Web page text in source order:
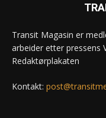
Transit Magasin er
arbeider etter
Redaktørplakaten
Kontakt: